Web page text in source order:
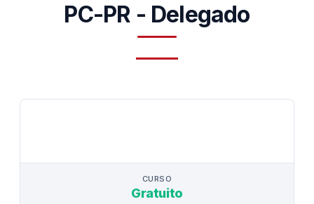
PC-PR - Delegado
CURSO
Gratuito